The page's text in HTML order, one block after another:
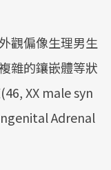
觀偏像生理男生
雜的鑲嵌體等狀
XX male syn
Adrenal